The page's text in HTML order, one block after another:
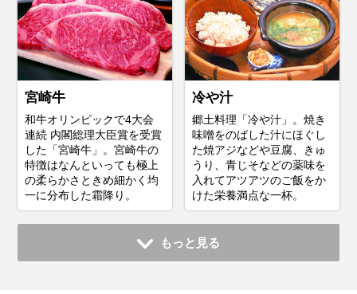
宮崎牛
和牛オリンピックで4大会
連続 内閣総理大臣賞を受賞
した「宮崎牛」。宮崎牛の
特徴はなんといっても極上
の柔らかさときめ細かく均
一に分布した霜降り。
冷や汁
郷土料理「冷や汁」。焼き
味噌をのばした汁にほぐし
た焼アジなどや豆腐、きゅ
うり、青じそなどの薬味を
入れてアツアツのご飯をか
けた栄養満点な一杯。
もっと見る